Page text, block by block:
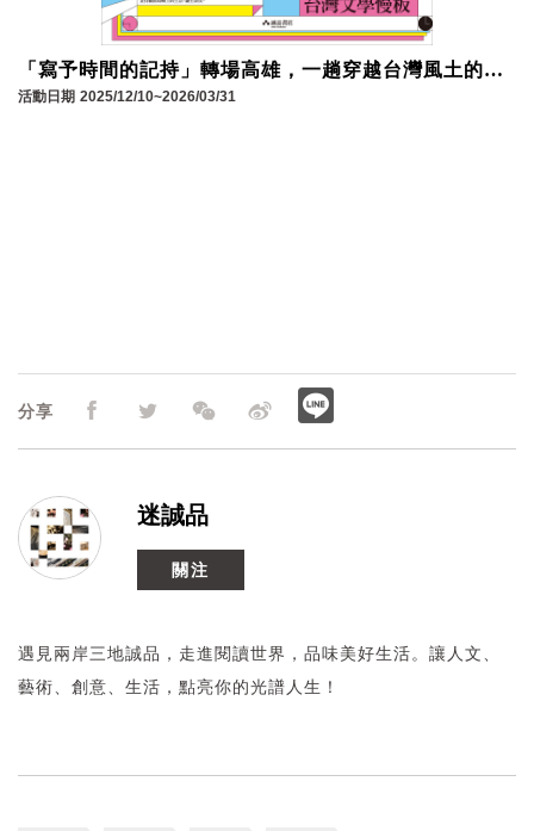
分享
迷誠品
關注
遇見兩岸三地誠品，走進閱讀世界，品味美好生活。讓人文、
藝術、創意、生活，點亮你的光譜人生！
「寫予時間的記持」轉場高雄，一趟穿越台灣風土的文
學慢板！
活動日期 2025/12/10~2026/03/31
【2025 SR】《進烤箱的好日子》暨《不吠》《小碎肉